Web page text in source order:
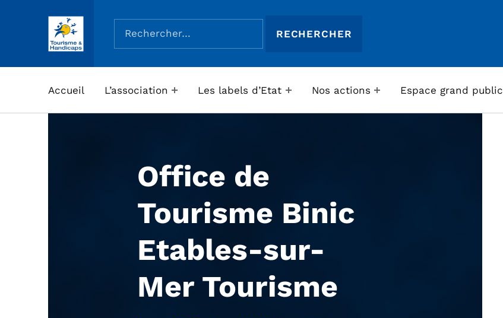
ASSOCIATION TOURISME ET HANDICAPS
Rechercher :
Accueil L’association Les labels d’Etat Nos actions Espace grand public
Office de
Tourisme Binic
Etables-sur-
Mer Tourisme